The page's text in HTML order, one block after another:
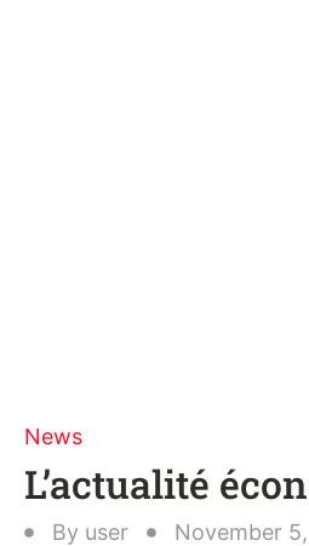
News
L’actualité
By user
November